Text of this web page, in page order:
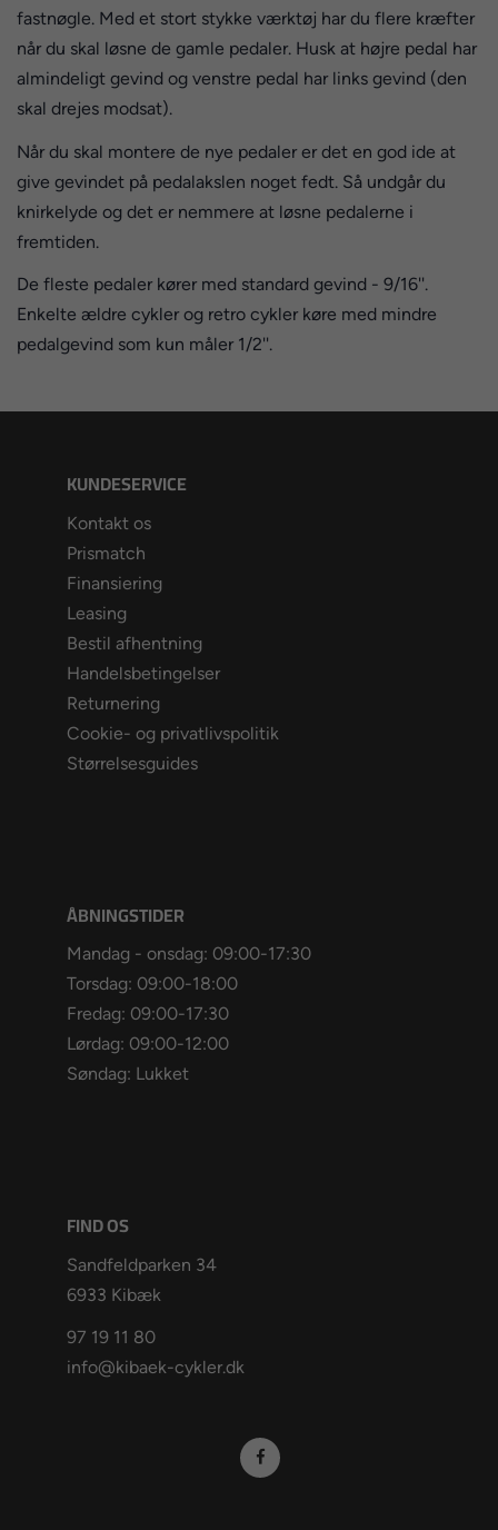
fastnøgle. Med et stort stykke værktøj har du flere kræfter
når du skal løsne de gamle pedaler. Husk at højre pedal har
almindeligt gevind og venstre pedal har links gevind (den
skal drejes modsat).
Når du skal montere de nye pedaler er det en god ide at
give gevindet på pedalakslen noget fedt. Så undgår du
knirkelyde og det er nemmere at løsne pedalerne i
fremtiden.
De fleste pedaler kører med standard gevind - 9/16''.
Enkelte ældre cykler og retro cykler køre med mindre
pedalgevind som kun måler 1/2''.
KUNDESERVICE
Kontakt os
Prismatch
Finansiering
Leasing
Bestil afhentning
Handelsbetingelser
Returnering
Cookie- og privatlivspolitik
Størrelsesguides
ÅBNINGSTIDER
Mandag - onsdag: 09:00-17:30
Torsdag: 09:00-18:00
Fredag: 09:00-17:30
Lørdag: 09:00-12:00
Søndag: Lukket
FIND OS
Sandfeldparken 34
6933 Kibæk
97 19 11 80
info@kibaek-cykler.dk